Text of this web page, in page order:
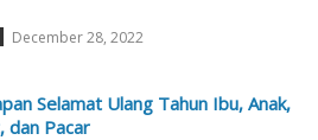
December 28, 2022
Selamat Ulang Tahun Ibu, Anak,
dan Pacar